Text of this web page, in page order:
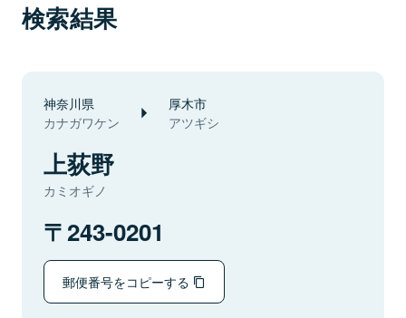
検索結果
神奈川県
カナガワケン
厚木市
アツギシ
上荻野
カミオギノ
243-0201
郵便番号をコピーする